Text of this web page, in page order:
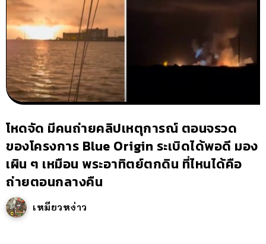
โหดจัด มีคนถ่ายคลิปเหตุการณ์ ตอนจรวด
ของโครงการ Blue Origin ระเบิดได้พอดี มอง
เผิน ๆ เหมือน พระอาทิตย์ตกดิน ที่ไหนได้คือ
ถ่ายตอนกลางคืน
เหมียวหง่าว